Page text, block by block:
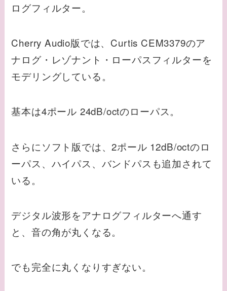
ログフィルター。
Cherry Audio版では、Curtis CEM3379のア
ナログ・レゾナント・ローパスフィルターを
モデリングしている。
基本は4ポール 24dB/octのローパス。
さらにソフト版では、2ポール 12dB/octのロ
ーパス、ハイパス、バンドパスも追加されて
いる。
デジタル波形をアナログフィルターへ通す
と、音の角が丸くなる。
でも完全に丸くなりすぎない。